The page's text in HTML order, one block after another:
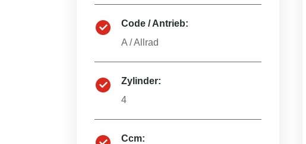
Code / Antrieb:
A /Allrad
Zylinder:
4
Ccm: